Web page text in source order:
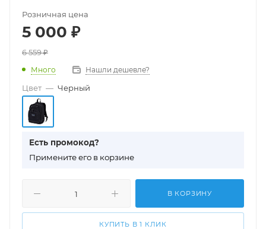
Розничная цена
5 000 ₽
6 559₽
Много Нашли дешевле?
Цвет — Черный
Есть промокод?
Примените его в корзине
В КОРЗИНУ
КУПИТЬ В 1 КЛИК